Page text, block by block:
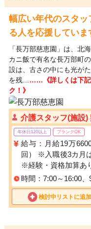
幅広い年代のスタ
る人を応援していま
「長万部慈恵園」は、北
カニ飯で有名な長万部町
設は、古さの中にも光が
を残… ……《詳しくは下記
ク！》
介護スタッフ(施設)
年休日120以上 ブランクOK
給与：月給19万
回） ※入職後3カ月
※経験・資格加算あ
時間：7:00～16:00
検討中リストに追加